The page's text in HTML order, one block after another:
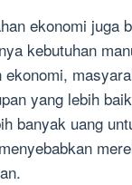
ekonomi juga
kebutuhan
ekonomi,
yang lebih
banyak uang